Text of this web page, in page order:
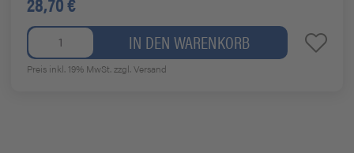
IN DEN WARENKORB
Preis inkl. 19% MwSt.zzgl. Versand